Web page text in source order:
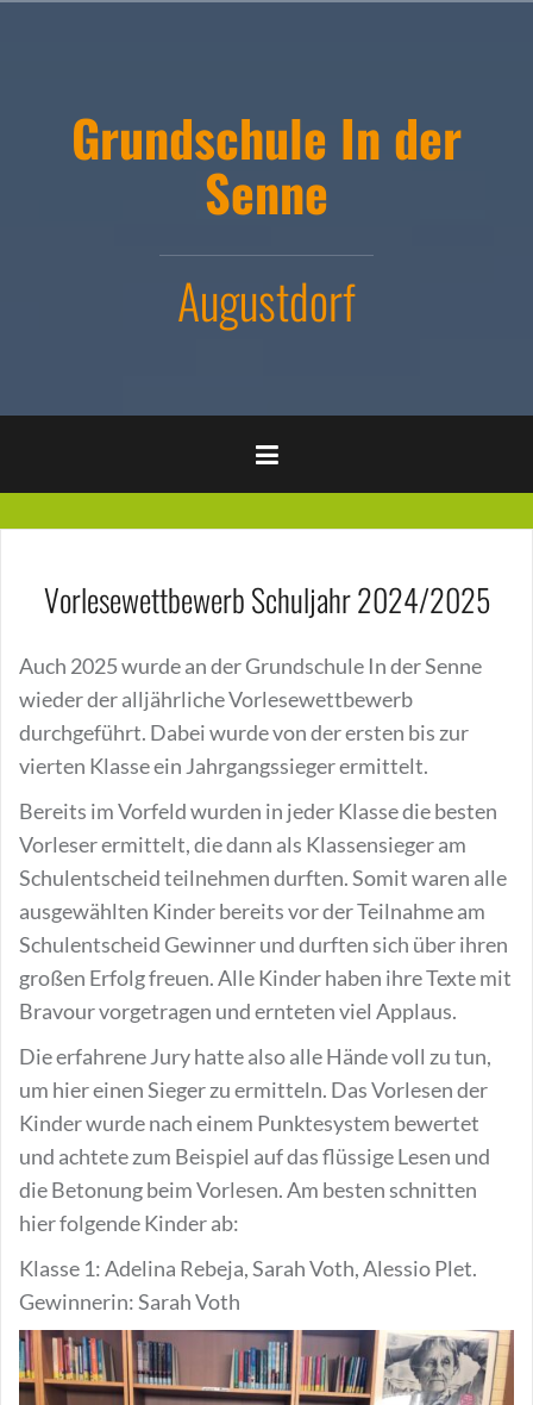
Grundschule In der
Senne
Augustdorf
Vorlesewettbewerb Schuljahr 2024/2025
Auch 2025 wurde an der Grundschule In der Senne
wieder der alljährliche Vorlesewettbewerb
durchgeführt. Dabei wurde von der ersten bis zur
vierten Klasse ein Jahrgangssieger ermittelt.
Bereits im Vorfeld wurden in jeder Klasse die besten
Vorleser ermittelt, die dann als Klassensieger am
Schulentscheid teilnehmen durften. Somit waren alle
ausgewählten Kinder bereits vor der Teilnahme am
Schulentscheid Gewinner und durften sich über ihren
großen Erfolg freuen. Alle Kinder haben ihre Texte mit
Bravour vorgetragen und ernteten viel Applaus.
Die erfahrene Jury hatte also alle Hände voll zu tun,
um hier einen Sieger zu ermitteln. Das Vorlesen der
Kinder wurde nach einem Punktesystem bewertet
und achtete zum Beispiel auf das flüssige Lesen und
die Betonung beim Vorlesen. Am besten schnitten
hier folgende Kinder ab:
Klasse 1: Adelina Rebeja, Sarah Voth, Alessio Plet.
Gewinnerin: Sarah Voth